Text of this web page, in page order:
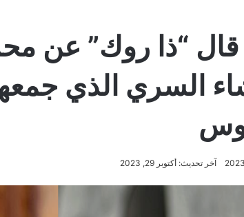
قال “ذا روك” عن
السري الذي
آخر تحديث: أكتوبر 29, 2023